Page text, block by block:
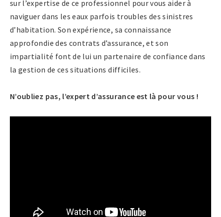
sur l’expertise de ce professionnel pour vous aider à
naviguer dans les eaux parfois troubles des sinistres
d’habitation. Son expérience, sa connaissance
approfondie des contrats d’assurance, et son
impartialité font de lui un partenaire de confiance dans
la gestion de ces situations difficiles.
N’oubliez pas, l’expert d’assurance est là pour vous !